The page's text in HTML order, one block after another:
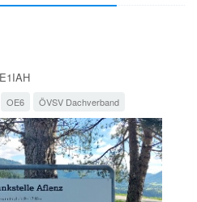
OE6 ÖVSV Dachverband